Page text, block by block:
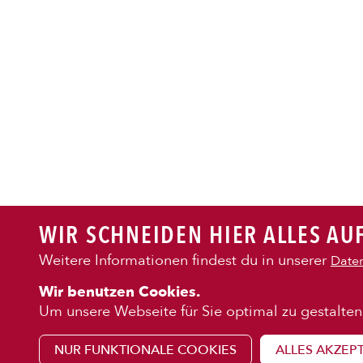
VEGI/
SALATÜber uns
Franchise
WIR SCHNEIDEN HIER ALLES
Weitere Informationen findest du in unserer
Wir benutzen Cookies.
Um unsere Webseite für Sie optimal zu
NUR FUNKTIONALE COOKIES ALLES